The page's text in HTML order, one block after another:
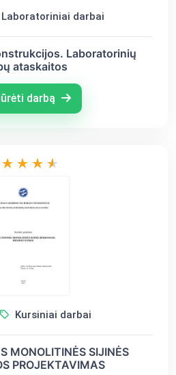
Laboratoriniai darbai
Laboratorinių
ataskaitos
darbą
Kursiniai darbai
MONOLITINĖS SIJINĖS
PROJEKTAVIMAS